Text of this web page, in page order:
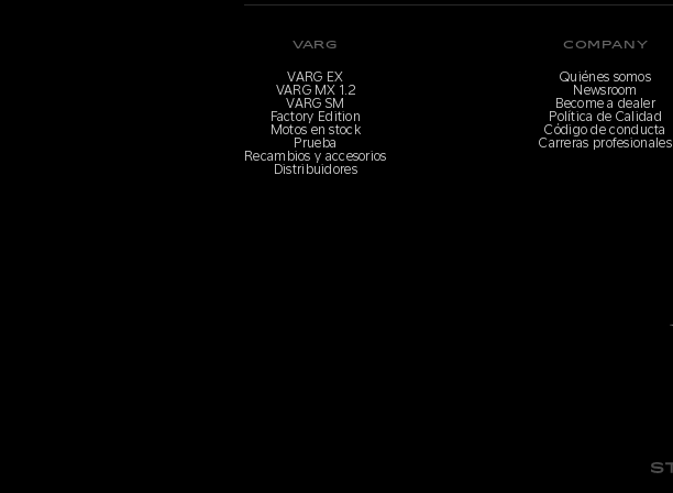
VARG
VARG EX
VARG MX 1.2
VARG SM
Factory Edition
Motos en stock
Prueba
Recambios y accesorios
Distribuidores
COMPANY
Quiénes somos
Newsroom
Become a dealer
Política de Calidad
Código de conducta
Carreras profesionales